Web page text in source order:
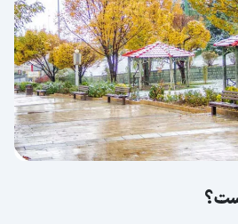
حیوانات در باغ وحش پاک
از پیست دوچرخه تا
سعادت آباد نگران امکانات
پرواز، جذاب برای